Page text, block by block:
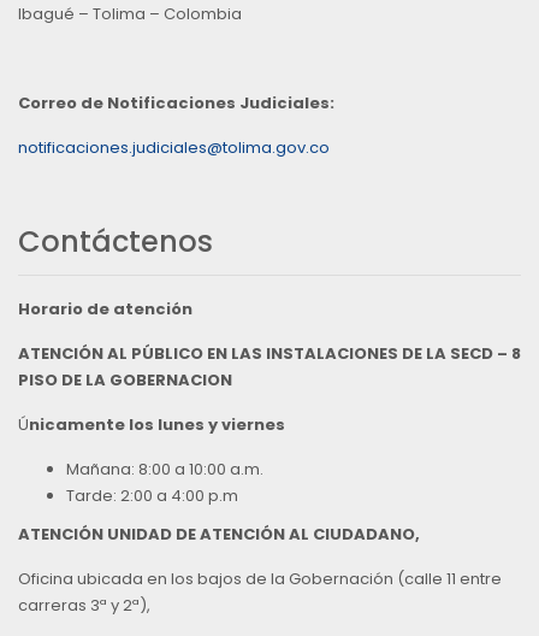
Ibagué – Tolima – Colombia
Correo de Notificaciones Judiciales:
notificaciones.judiciales@tolima.gov.co
Contáctenos
Horario de atención
ATENCIÓN AL PÚBLICO EN LAS INSTALACIONES DE LA SECD – 8
PISO DE LA GOBERNACION
Únicamente los lunes y viernes
Mañana: 8:00 a 10:00 a.m.
Tarde: 2:00 a 4:00 p.m
ATENCIÓN UNIDAD DE ATENCIÓN AL CIUDADANO,
Oficina ubicada en los bajos de la Gobernación (calle 11 entre
carreras 3ª y 2ª),